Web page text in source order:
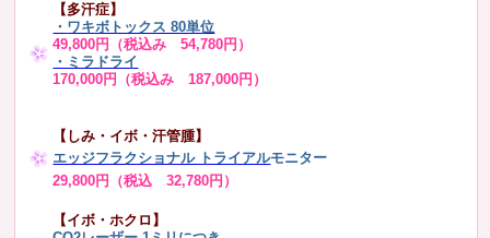
【多汗症】
・ ワキボトックス 80単位
49,800円（税込み 54,780円）
・ミラドライ
170,000円（税込み 187,000円）
【しみ・イボ・汗管腫】
エッジフラクショナル トライアルモニター
29,800円（税込 32,780円）
【イボ・ホクロ】